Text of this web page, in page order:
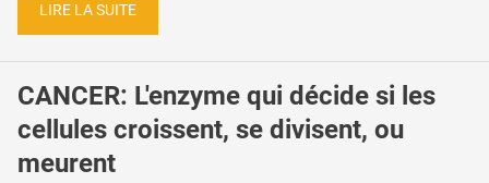
LIRE LA SUITE
CANCER: L'enzyme qui décide si les
cellules croissent, se divisent, ou
meurent